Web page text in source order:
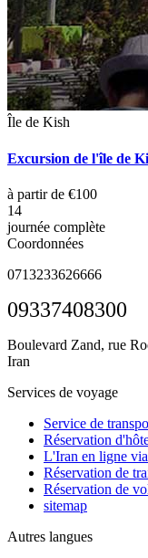
Île de Kish
Excursion de l'île de
à partir de €100
14
journée complète
Coordonnées
0713233626666
09337408300
Boulevard Zand, rue
Iran
Services de voyage
Service de
Réservation
L'Iran en ligne via
Réservation de
Réservation de
sitemap
Autres langues